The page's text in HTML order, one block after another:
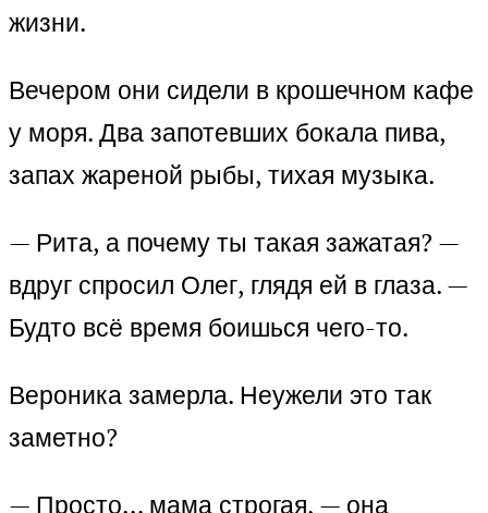
жизни.
Вечером они сидели в крошечном кафе
у моря. Два запотевших бокала пива,
запах жареной рыбы, тихая музыка.
— Рита, а почему ты такая зажатая? —
вдруг спросил Олег, глядя ей в глаза. —
Будто всё время боишься чего-то.
Вероника замерла. Неужели это так
заметно?
— Просто… мама строгая, — она